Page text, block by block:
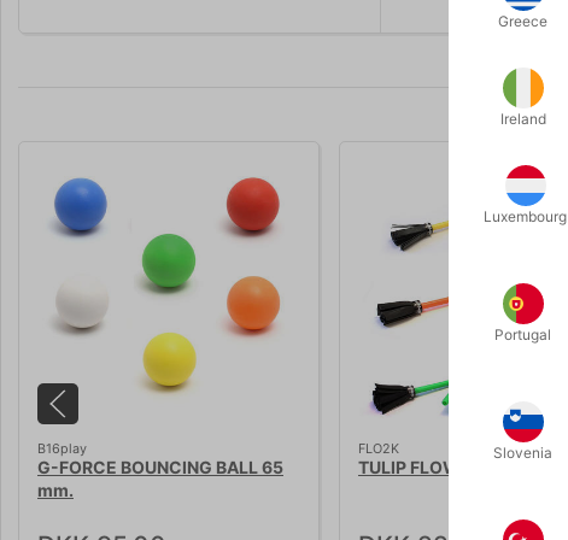
B16play
G-FORCE BOUNCING BALL 65
mm.
FLO2K
TULIP FLOWER STICK KIT
Greece
Ireland
Luxembourg
Portugal
Slovenia